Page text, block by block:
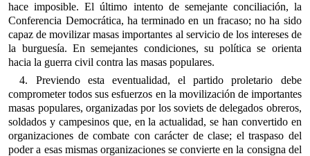
hace imposible. El último intento de semejante conciliación, la
Conferencia Democrática, ha terminado en un fracaso; no ha sido
capaz de movilizar masas importantes al servicio de los intereses de
la burguesía. En semejantes condiciones, su política se orienta
hacia la guerra civil contra las masas populares.
4. Previendo esta eventualidad, el partido proletario debe
comprometer todos sus esfuerzos en la movilización de importantes
masas populares, organizadas por los soviets de delegados obreros,
soldados y campesinos que, en la actualidad, se han convertido en
organizaciones de combate con carácter de clase; el traspaso del
poder a esas mismas organizaciones se convierte en la consigna del